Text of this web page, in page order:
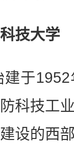
技大学
于1952
科技工
设的西